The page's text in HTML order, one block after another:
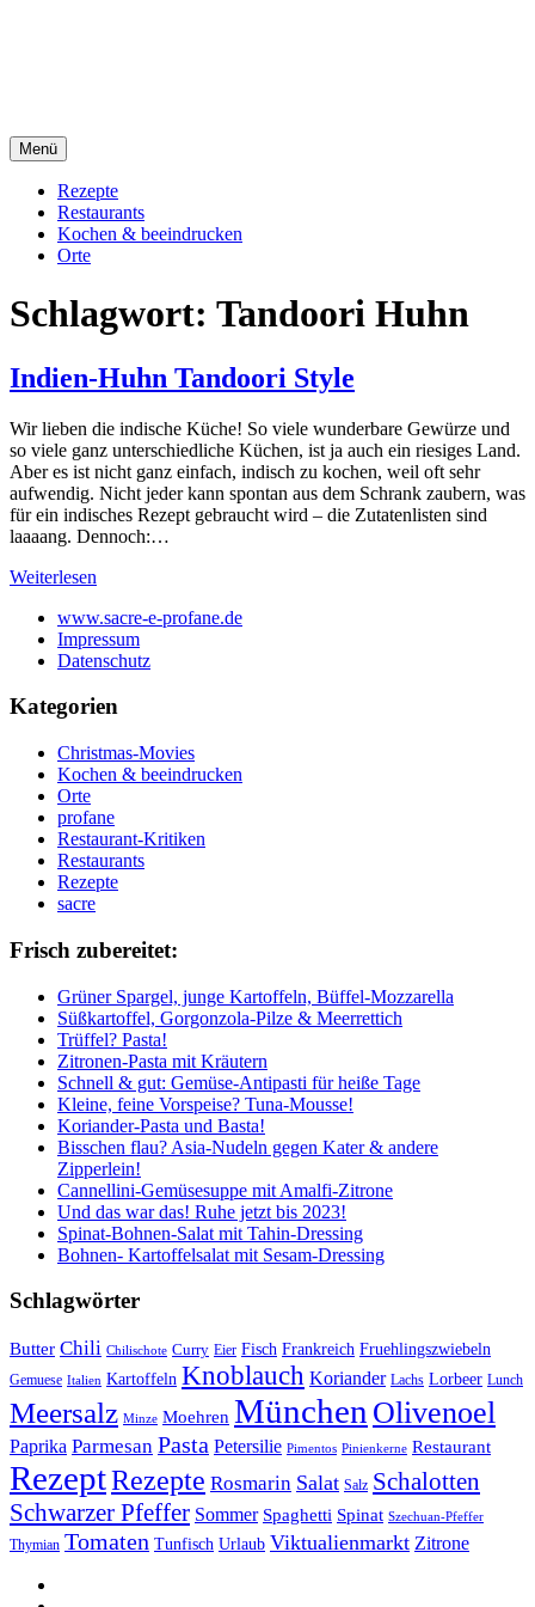
Menü
Rezepte
Restaurants
Kochen & beeindrucken
Orte
Schlagwort: Tandoori Huhn
Indien-Huhn Tandoori Style
Wir lieben die indische Küche! So viele wunderbare Gewürze und
so viele ganz unterschiedliche Küchen, ist ja auch ein riesiges Land.
Aber es ist nicht ganz einfach, indisch zu kochen, weil oft sehr
aufwendig. Nicht jeder kann spontan aus dem Schrank zaubern, was
für ein indisches Rezept gebraucht wird – die Zutatenlisten sind
laaaang. Dennoch:…
Weiterlesen
www.sacre-e-profane.de
Impressum
Datenschutz
Kategorien
Christmas-Movies
Kochen & beeindrucken
Orte
profane
Restaurant-Kritiken
Restaurants
Rezepte
sacre
Frisch zubereitet:
Grüner Spargel, junge Kartoffeln, Büffel-Mozzarella
Süßkartoffel, Gorgonzola-Pilze & Meerrettich
Trüffel? Pasta!
Zitronen-Pasta mit Kräutern
Schnell & gut: Gemüse-Antipasti für heiße Tage
Kleine, feine Vorspeise? Tuna-Mousse!
Koriander-Pasta und Basta!
Bisschen flau? Asia-Nudeln gegen Kater & andere
Zipperlein!
Cannellini-Gemüsesuppe mit Amalfi-Zitrone
Und das war das! Ruhe jetzt bis 2023!
Spinat-Bohnen-Salat mit Tahin-Dressing
Bohnen- Kartoffelsalat mit Sesam-Dressing
Schlagwörter
Butter Chili Chilischote Curry Eier Fisch Frankreich Fruehlingszwiebeln
Gemuese Italien Kartoffeln Knoblauch Koriander Lachs Lorbeer Lunch
Meersalz Minze Moehren München Olivenoel
Paprika Parmesan Pasta Petersilie Pimentos Pinienkerne Restaurant
RezeptRezepte Rosmarin Salat Salz Schalotten
Schwarzer Pfeffer Sommer Spaghetti Spinat Szechuan-Pfeffer
Thymian Tomaten Tunfisch Urlaub Viktualienmarkt Zitrone